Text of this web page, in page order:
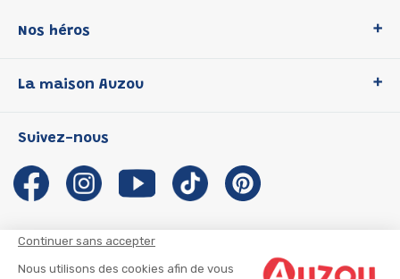
Continuer sans accepter
Nous utilisons des cookies afin de vous
Nos héros
P'tit Loup
Les Influenceuses
Migali
Petite Taupe
La maison Auzou
Notre histoire
Auzou s'engage
Auteurs et illustrateurs Auzou
Suivez-nous